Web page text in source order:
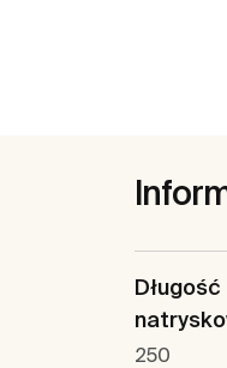
Długość
250